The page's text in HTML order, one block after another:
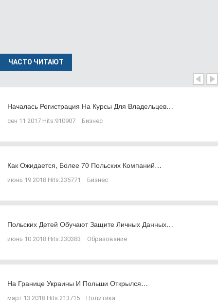
ЧАСТО ЧИТАЮТ
Началась Регистрация На Курсы Для Владельцев…
сен 11 2017 Hits:910907 Бизнес
Как Ожидается, Более 70 Польских Компаний…
июнь 19 2018 Hits:235771 Бизнес
Польских Детей Обучают Защите Личных Данных…
июнь 10 2018 Hits:230383 Образование
На Границе Украины И Польши Открылся…
март 13 2018 Hits:213715 Политика